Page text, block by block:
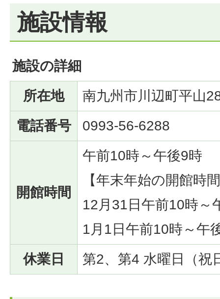
施設情報
施設の詳細
所在地
南九州市川辺町平山
電話番号
0993-56-6288
開館時間
午前10時～午後9時
【年末年始の開館時
12月31日午前10時～
1月1日午前10時～午
休業日
第2、第4 水曜日（祝